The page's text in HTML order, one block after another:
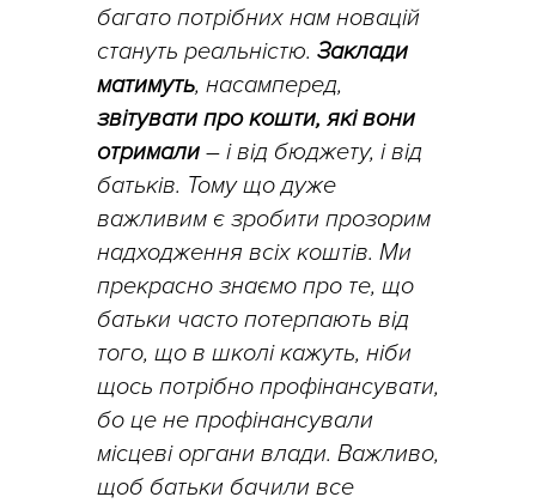
багато потрібних нам новацій
стануть реальністю. Заклади
матимуть, насамперед,
звітувати про кошти, які вони
отримали – і від бюджету, і від
батьків. Тому що дуже
важливим є зробити прозорим
надходження всіх коштів. Ми
прекрасно знаємо про те, що
батьки часто потерпають від
того, що в школі кажуть, ніби
щось потрібно профінансувати,
бо це не профінансували
місцеві органи влади. Важливо,
щоб батьки бачили все